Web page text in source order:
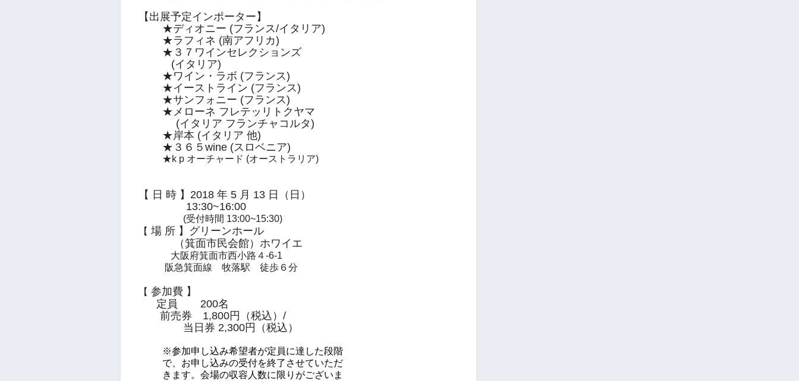
【出展予定インポーター】
★ディオニー (フランス/イタリア)
★ラフィネ (南アフリカ)
★３７ワインセレクションズ
(イタリア)
★ワイン・ラボ (フランス)
★イーストライン (フランス)
★サンフォニー (フランス)
★メローネ フレテッリトクヤマ
(イタリア フランチャコルタ)
★岸本 (イタリア 他)
★３６５wine (スロベニア)
★k p オーチャード (オーストラリア)
【 日 時 】2018 年 5 月 13 日（日）
13:30~16:00
(受付時間 13:00~15:30)
【 場 所 】グリーンホール
（箕面市民会館）ホワイエ
大阪府箕面市西小路４-6-1
阪急箕面線 牧落駅 徒歩６分
【 参加費 】
定員 200名
前売券 1,800円（税込）/
当日券 2,300円（税込）
※参加申し込み希望者が定員に達した段階
で、 お申し込みの受付を終了させていただ
きます。 会場の収容人数に限りがございま